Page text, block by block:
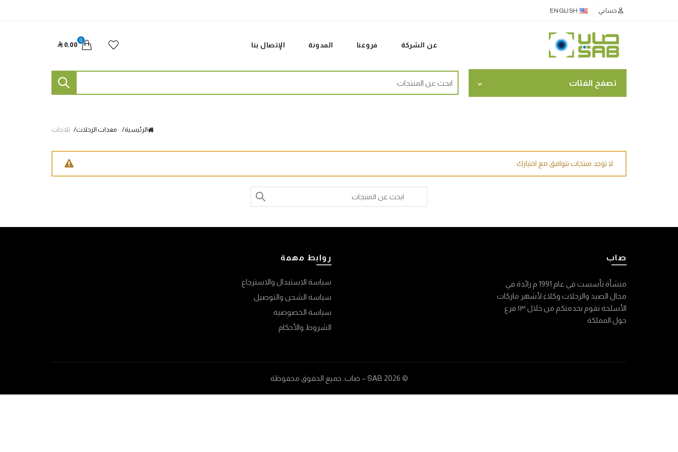
حسابي ENGLISH
عن الشركة فروعنا المدونة الإتصال بنا
0
 0٫00
تصفح الفئات
for:
الرئيسية معدات الرحلات ثلاجات
لا توجد منتجات تتوافق مع اختيارك.
صاب
منشأة تأسست في عام 1991 م رائدة في
مجال الصيد والرحلات وكلاء لأشهر ماركات
الأسلحة نقوم بخدمتكم من خلال ١٣ فرع
حول المملكة
روابط مهمة
سياسة الاستبدال والاسترجاع
سياسة الشحن والتوصيل
سياسة الخصوصية
الشروط والأحكام
© 2026 SAB – صاب . جميع الحقوق محفوظة